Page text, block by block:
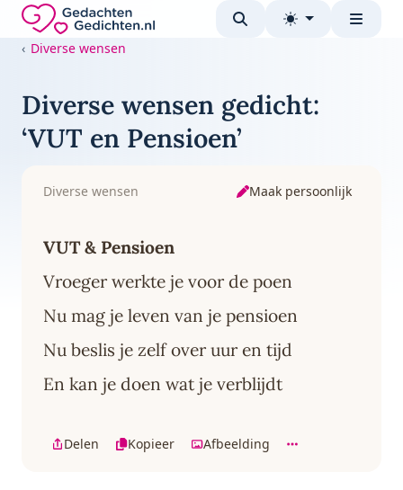
Direct naar de inhoud
Gedachten-Gedichten.nl — naar de homepage
Diverse wensen
Diverse wensen gedicht:
‘VUT en Pensioen’
Diverse wensen Maak persoonlijk
VUT & Pensioen
Vroeger werkte je voor de poen
Nu mag je leven van je pensioen
Nu beslis je zelf over uur en tijd
En kan je doen wat je verblijdt
Delen Kopieer Afbeelding